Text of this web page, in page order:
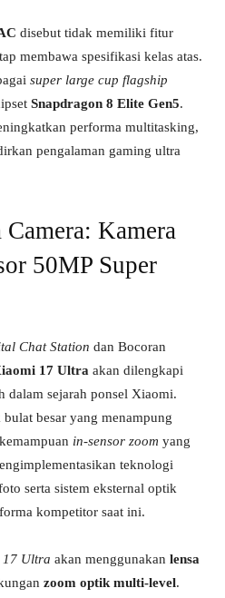
disebut tidak memiliki fitur
membawa spesifikasi kelas atas.
super large cup flagship
Snapdragon 8 Elite Gen5.
performa multitasking,
pengalaman gaming ultra
Kamera
50MP Super
Chat Station dan Bocoran
17 Ultra akan dilengkapi
dalam sejarah ponsel Xiaomi.
besar yang menampung
in-sensor zoom yang
teknologi
serta sistem eksternal optik
kompetitor saat ini.
17 Ultra akan menggunakan lensa
zoom optik multi-level.